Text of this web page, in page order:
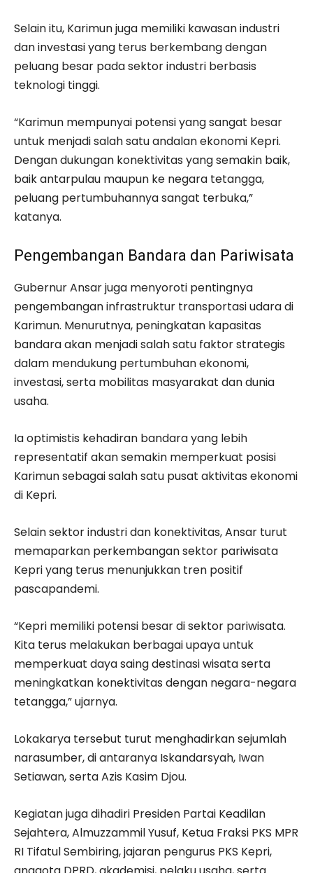
Selain itu, Karimun juga memiliki kawasan industri
dan investasi yang terus berkembang dengan
peluang besar pada sektor industri berbasis
teknologi tinggi.
“Karimun mempunyai potensi yang sangat besar
untuk menjadi salah satu andalan ekonomi Kepri.
Dengan dukungan konektivitas yang semakin baik,
baik antarpulau maupun ke negara tetangga,
peluang pertumbuhannya sangat terbuka,”
katanya.
Pengembangan Bandara dan Pariwisata
Gubernur Ansar juga menyoroti pentingnya
pengembangan infrastruktur transportasi udara di
Karimun. Menurutnya, peningkatan kapasitas
bandara akan menjadi salah satu faktor strategis
dalam mendukung pertumbuhan ekonomi,
investasi, serta mobilitas masyarakat dan dunia
usaha.
Ia optimistis kehadiran bandara yang lebih
representatif akan semakin memperkuat posisi
Karimun sebagai salah satu pusat aktivitas ekonomi
di Kepri.
Selain sektor industri dan konektivitas, Ansar turut
memaparkan perkembangan sektor pariwisata
Kepri yang terus menunjukkan tren positif
pascapandemi.
“Kepri memiliki potensi besar di sektor pariwisata.
Kita terus melakukan berbagai upaya untuk
memperkuat daya saing destinasi wisata serta
meningkatkan konektivitas dengan negara-negara
tetangga,” ujarnya.
Lokakarya tersebut turut menghadirkan sejumlah
narasumber, di antaranya Iskandarsyah, Iwan
Setiawan, serta Azis Kasim Djou.
Kegiatan juga dihadiri Presiden Partai Keadilan
Sejahtera, Almuzzammil Yusuf, Ketua Fraksi PKS MPR
RI Tifatul Sembiring, jajaran pengurus PKS Kepri,